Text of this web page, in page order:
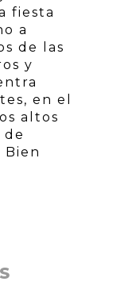
fiesta
a
de las
y
en el
altos
de
Bien